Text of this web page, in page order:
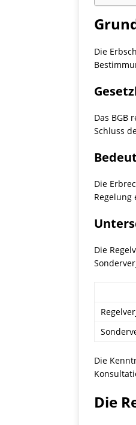
Die
Das BGB
Schluss
Die
Die
Die
Die